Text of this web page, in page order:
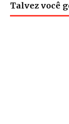
Talvez você